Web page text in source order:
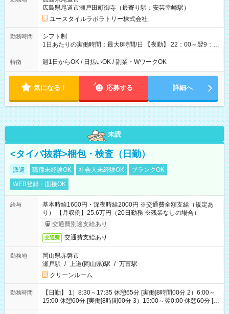
月 ※ 雇用形態と給与に、本採用時と異なる部分があります。 雇
用形態：本採用時と同じです。 給与：時給 1,520円以上
広島県尾道市瀬戸田町御寺（最寄り駅：安芸幸崎駅）
ユースタイルラボラトリー株式会社
勤務時間
シフト制
1日あたりの実働時間：最大8時間/日 【夜勤】 22：00～翌9：
00 ※週1日～OK ／ 夜勤専従 ＊＊ 勤務時間例 ＊＊ ■22時か
ら翌7時 ■23時から翌8時 ■24時から翌9時 など ※上記の時間
ます。 ※曜日固定（毎週同じ曜日での勤務となります）
特徴 週1日からOK / 日払いOK / 副業・WワークOK
気になる！ 応募する 詳細へ
未読
<タイパ抜群>梱包・検査（日勤）
派遣 職種未経験OK 社会人未経験OK
ブランクOK
WEB登録・面接OK
給与
基本時給1600円・深夜時給2000円 ※交通費全額支給（規定あ
り） 【月収例】25.6万円（20日勤務 ※残業なしの場合）
交通費別途支給あり
交通費 交通費支給あり
勤務地
岡山県赤磐市
瀬戸駅 / 上道(岡山県)駅 / 万富駅
クリーンルーム
勤務時間
【日勤】 1）8:30～17:35 休憩65分 [実働]8時間00分 2）6:00～
15:00 休憩60分 [実働]8時間00分 3）15:00～翌0:00 休憩60分 [実
働]8時間00分